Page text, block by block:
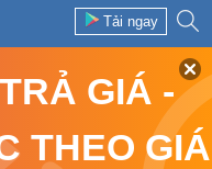
Tải ngay
GIÁ -
THEO GIÁ